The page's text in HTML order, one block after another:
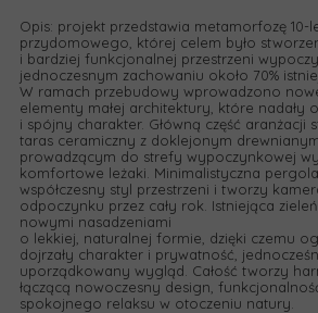
Opis: projekt przedstawia metamorfozę
przydomowego, której celem było
i bardziej funkcjonalnej przestrzeni
jednoczesnym zachowaniu około 70%
W ramach przebudowy wprowadzono
elementy małej architektury, które nadały
i spójny charakter. Główną część aranżacji
taras ceramiczny z doklejonym
prowadzącym do strefy wypoczynkowej
komfortowe leżaki. Minimalistyczna
współczesny styl przestrzeni i tworzy
odpoczynku przez cały rok. Istniejąca
nowymi nasadzeniami
o lekkiej, naturalnej formie, dzięki czemu
dojrzały charakter i prywatność,
uporządkowany wygląd. Całość tworzy
łączącą nowoczesny design,
spokojnego relaksu w otoczeniu natury.